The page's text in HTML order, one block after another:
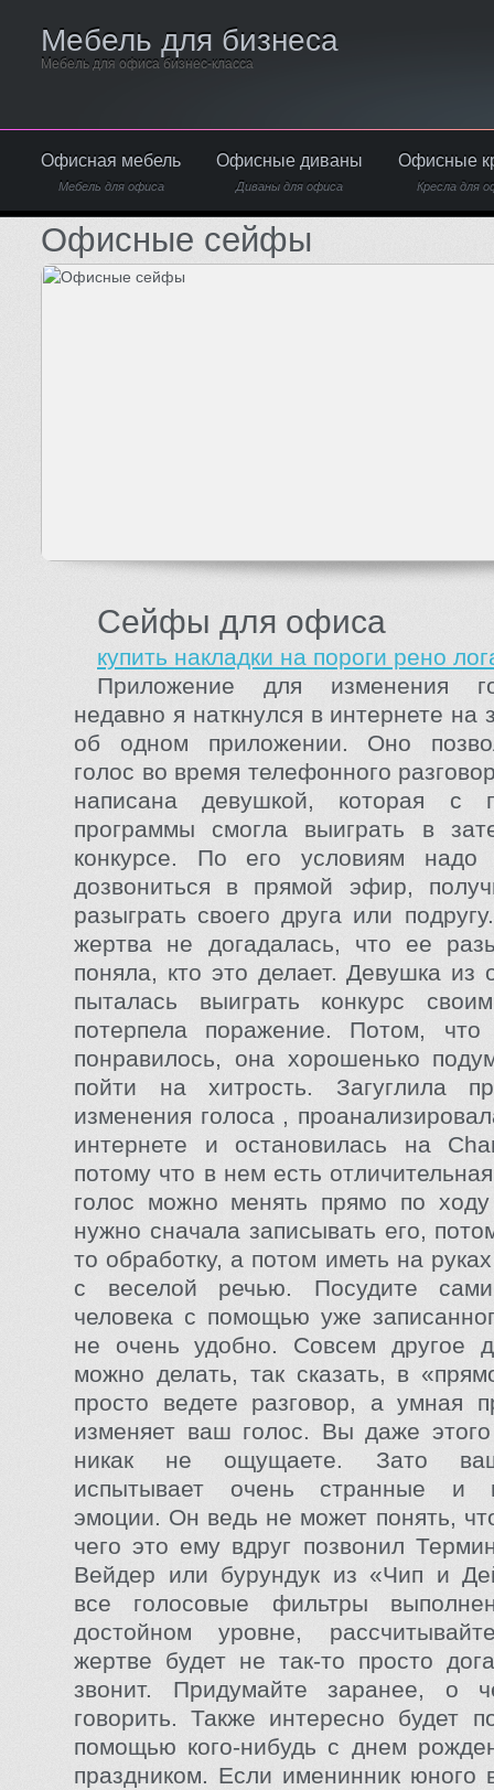
Мебель для бизнеса
Мебель для офиса бизнес-класса
Офисная мебель
Мебель для офиса
Офисные диваны
Диваны для офиса
Офисные
Кресла для
Офисные сейфы
Сейфы для офиса
купить накладки на пороги рено
Приложение для изменения
недавно я наткнулся в интернете на
об одном приложении. Оно
голос во время телефонного
написана девушкой, которая с
программы смогла выиграть в
конкурсе. По его условиям надо
дозвониться в прямой эфир,
разыграть своего друга или
жертва не догадалась, что ее
поняла, кто это делает. Девушка из
пыталась выиграть конкурс
потерпела поражение. Потом,
понравилось, она хорошенько
пойти на хитрость. Загуглила
изменения голоса ,
интернете и остановилась на
потому что в нем есть
голос можно менять прямо по
нужно сначала записывать его,
то обработку, а потом иметь на
с веселой речью. Посудите
человека с помощью уже
не очень удобно. Совсем другое
можно делать, так сказать, в
просто ведете разговор, а умная
изменяет ваш голос. Вы даже
никак не ощущаете. Зато
испытывает очень странные и
эмоции. Он ведь не может понять,
чего это ему вдруг позвонил
Вейдер или бурундук из «Чип и
все голосовые фильтры
достойном уровне,
жертве будет не так-то просто
звонит. Придумайте заранее, о
говорить. Также интересно будет
помощью кого-нибудь с днем
праздником. Если именинник юного